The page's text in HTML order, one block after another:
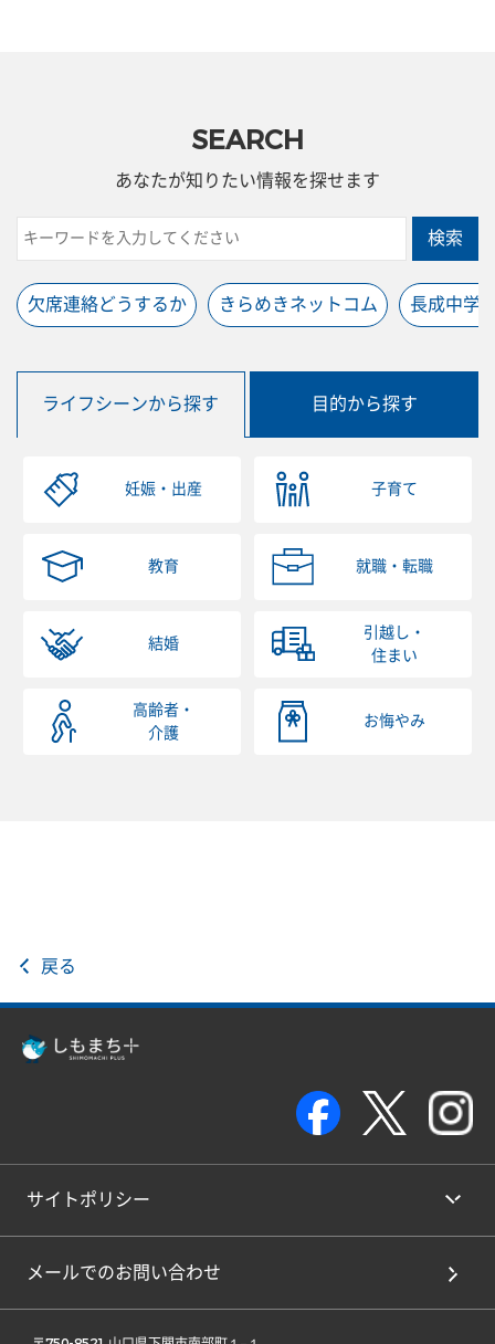
SEARCH
あなたが知りたい情報を探せます
検索
欠席連絡どうするか きらめきネットコム 長成中学
ライフシーンから探す 目的から探す
妊娠・出産 子育て
教育 就職・転職
結婚
引越し・
住まい
高齢者・
介護
お悔やみ
戻る
サイトポリシー
メールでのお問い合わせ